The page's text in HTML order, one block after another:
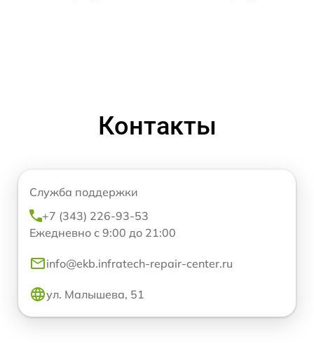
Контакты
Служба поддержки
+7 (343) 226-93-53
Ежедневно с 9:00 до 21:00
info@ekb.infratech-repair-center.ru
ул. Малышева, 51